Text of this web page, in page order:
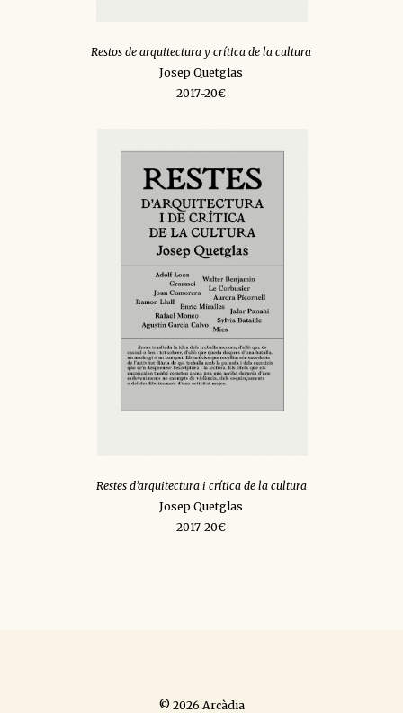
Restos de arquitectura y crítica de la cultura
Josep Quetglas
2017-20€
Restes d’arquitectura i crítica de la cultura
Josep Quetglas
2017-20€
© 2026 Arcàdia